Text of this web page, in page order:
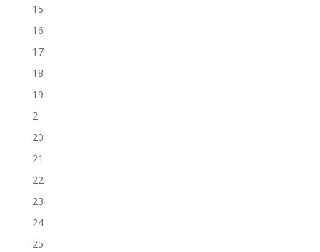
15
16
17
18
19
2
20
21
22
23
24
25